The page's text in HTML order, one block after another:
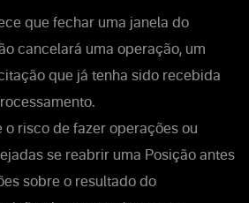
que fechar uma janela do
cancelará uma operação, um
que já tenha sido recebida
o risco de fazer operações ou
se reabrir uma Posição antes
sobre o resultado do